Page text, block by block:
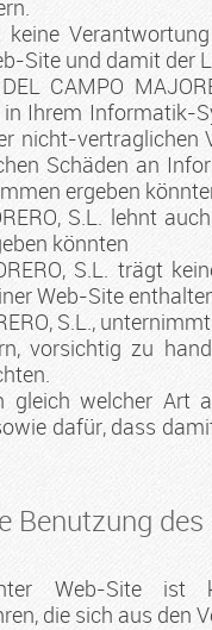
Site und damit der
CAMPO
Ihrem Informatik-
nicht-vertraglichen
Schäden an
ergeben
S.L. lehnt
könnten
S.L. trägt
Web-Site
S.L.,
vorsichtig zu
gleich welcher Art
dafür, dass
Benutzung
Web-Site ist
die sich aus den